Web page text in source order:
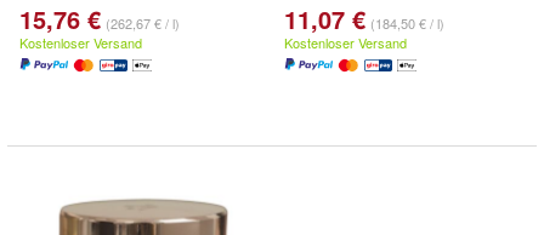
15,76 € (262,67 € / l)
Kostenloser Versand
11,07 € (184,50 € / l)
Kostenloser Versand